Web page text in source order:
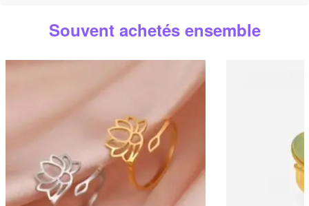
répondons sous24 heures ouvrées .
Souvent achetés ensemble